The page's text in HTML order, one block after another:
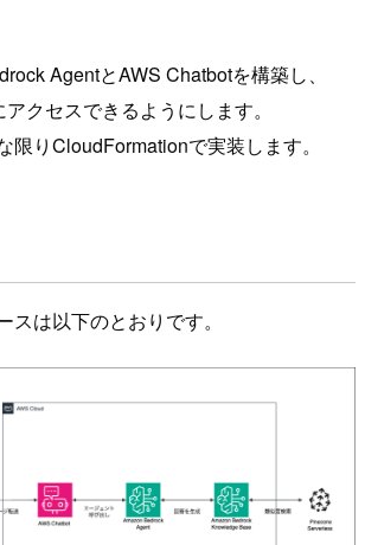
AgentとAWS Chatbotを構築し、
クセスできるようにします。
限りCloudFormationで実装します。
は以下のとおりです。